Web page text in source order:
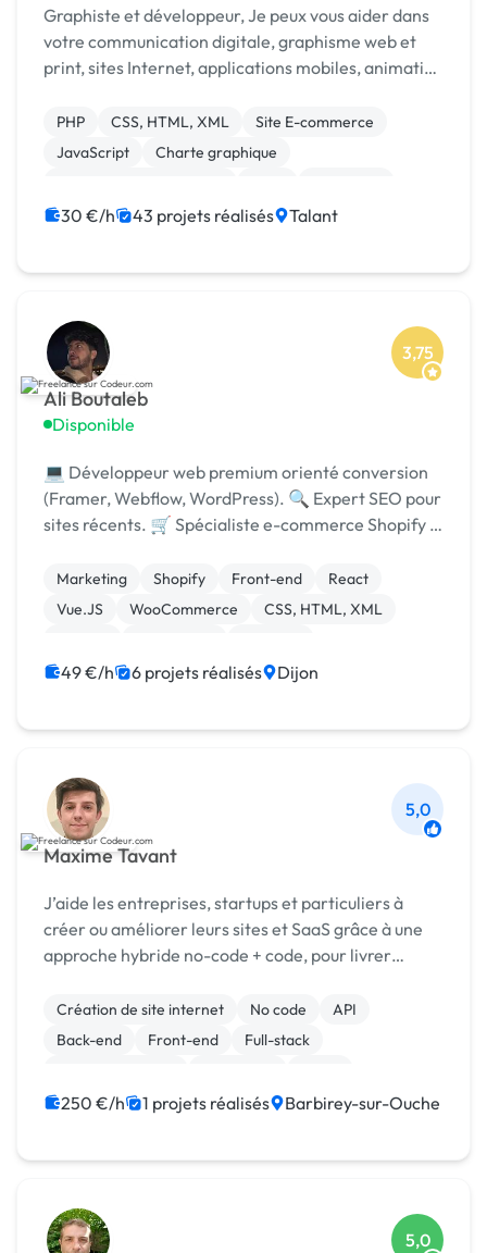
Graphiste et développeur, Je peux vous aider dans
votre communication digitale, graphisme web et
print, sites Internet, applications mobiles, animation
PHP CSS, HTML, XML
Site E-commerce
JavaScript
Charte graphique
Bannière
Boutons
30 €/h 43 projets réalisés Talant
Ali Boutaleb
Disponible
3,75
💻 Développeur web premium orienté conversion
(Framer, Webflow, WordPress). 🔍 Expert SEO pour
sites récents. 🛒 Spécialiste e-commerce Shopify &
d’affaires.
Marketing Shopify Front-end
React
Vue.JS
WooCommerce
CSS, HTML, XML
49 €/h 6 projets réalisés Dijon
Maxime Tavant
5,0
J’aide les entreprises, startups et particuliers à
créer ou améliorer leurs sites et SaaS grâce à une
approche hybride no-code + code, pour livrer
Création de site internet No code
API
Back-end
Front-end
Full-stack
Admin système, sécurité
250 €/h 1 projets réalisés Barbirey-sur-Ouche
5,0